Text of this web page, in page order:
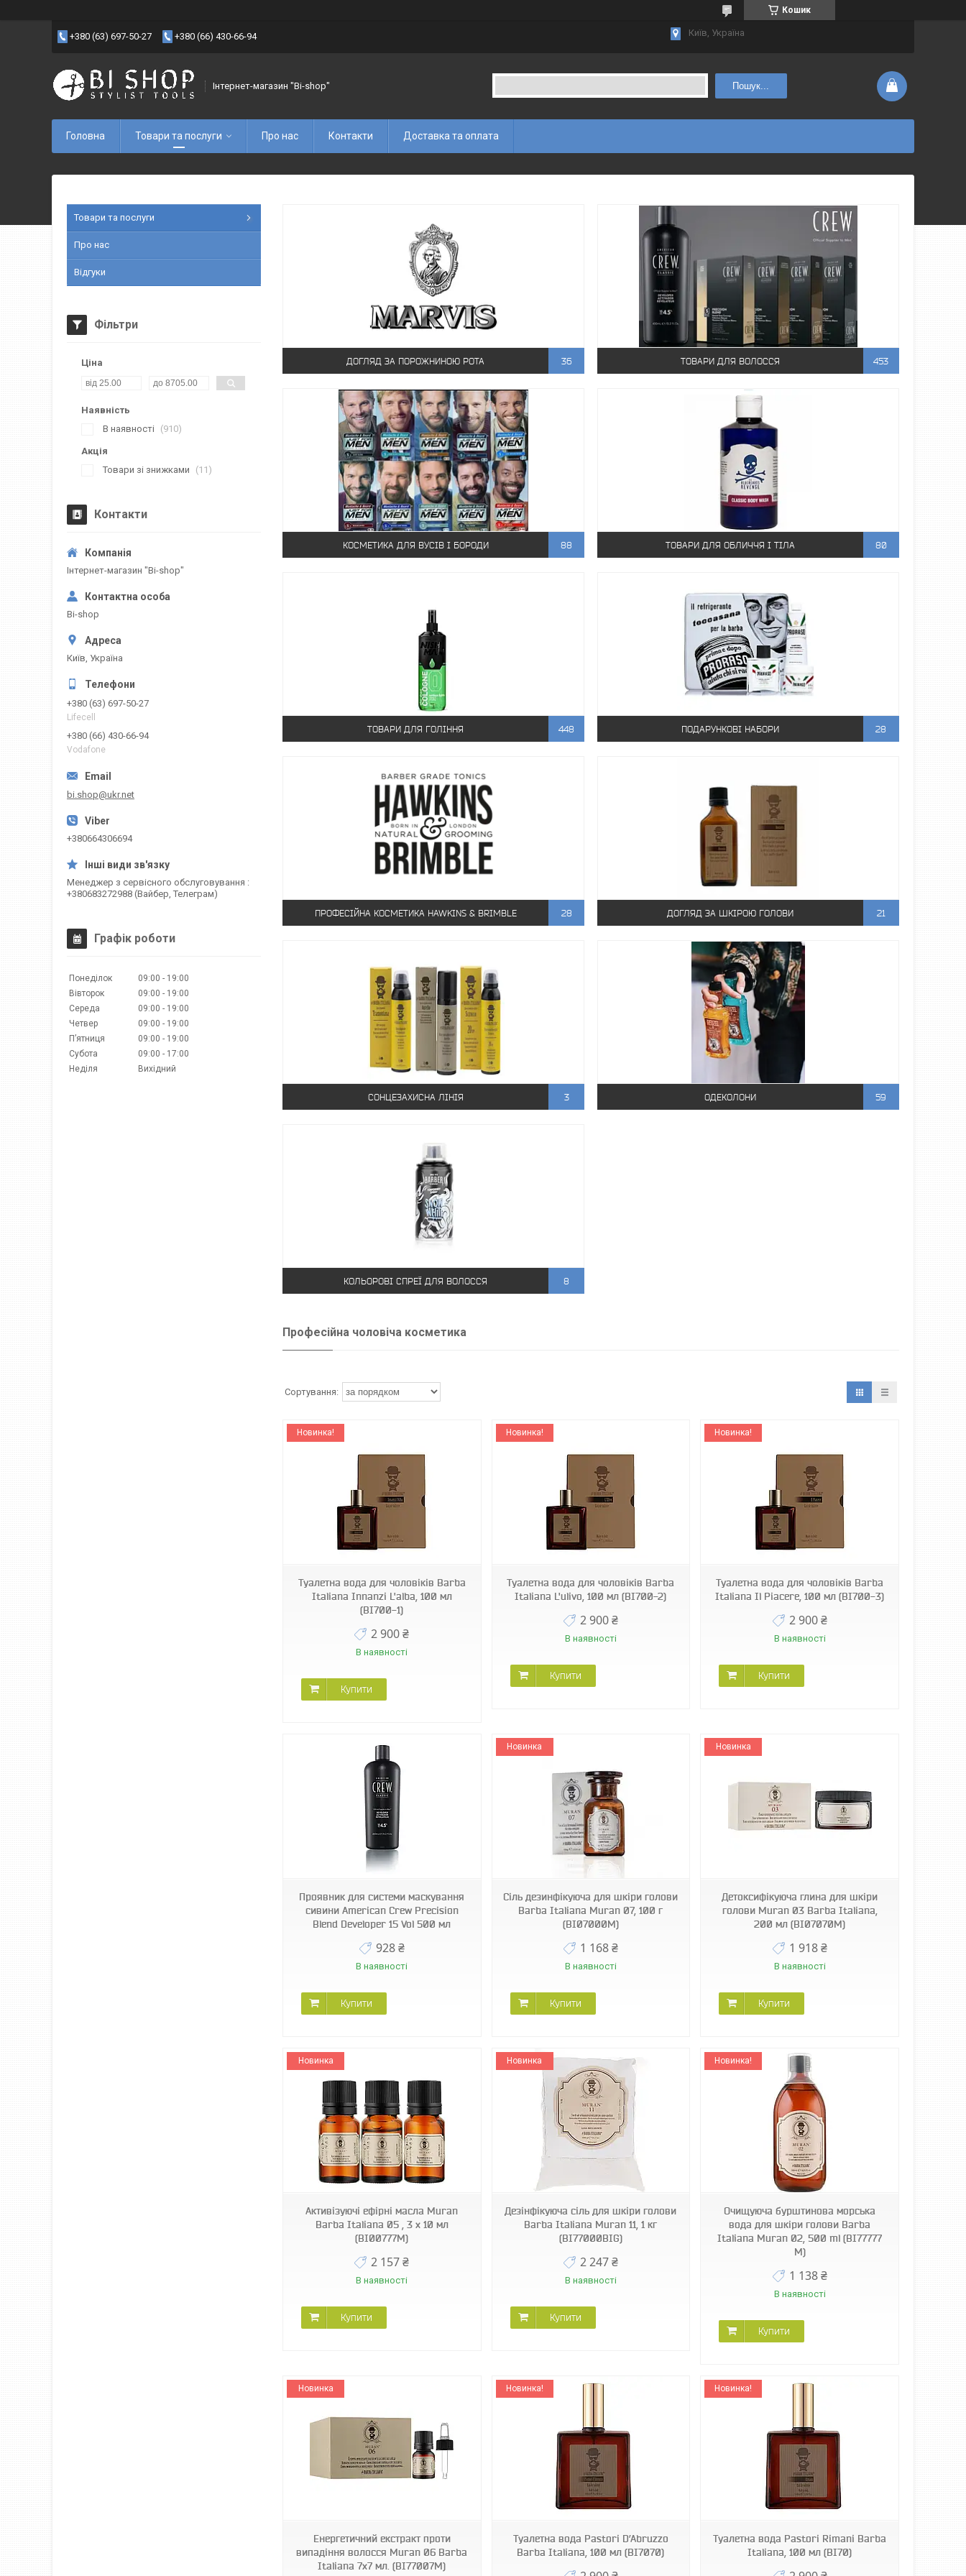
Кошик
+380 (63) 697-50-27 +380 (66) 430-66-94 Київ, Україна
Інтернет-магазин "Bi-shop" Пошук...
Головна Товари та послуги Про нас Контакти Доставка та оплата
ДОГЛЯД ЗА ПОРОЖНИНОЮ РОТА 36 ТОВАРИ ДЛЯ ВОЛОССЯ 453
КОСМЕТИКА ДЛЯ ВУСІВ І БОРОДИ 88 ТОВАРИ ДЛЯ ОБЛИЧЧЯ І ТІЛА 80
ТОВАРИ ДЛЯ ГОЛІННЯ 448 ПОДАРУНКОВІ НАБОРИ 28
ПРОФЕСІЙНА КОСМЕТИКА HAWKINS & BRIMBLE 28 ДОГЛЯД ЗА ШКІРОЮ ГОЛОВИ 21
СОНЦЕЗАХИСНА ЛІНІЯ 3 ОДЕКОЛОНИ 59
КОЛЬОРОВІ СПРЕЇ ДЛЯ ВОЛОССЯ 8
Професійна чоловіча косметика
Новинка!
Туалетна вода для чоловіків Barba
Italiana Innanzi L'alba, 100 мл
(BI700-1)
2 900 ₴
В наявності
Купити
BI700-2
Новинка!
Туалетна вода для чоловіків Barba
Italiana L'ulivo, 100 мл (BI700-2)
2 900 ₴
В наявності
Купити
BI700-3
Новинка!
Туалетна вода для чоловіків Barba
Italiana Il Piacere, 100 мл (BI700-3)
2 900 ₴
В наявності
Купити
Проявник для системи маскування
сивини American Crew Precision
Blend Developer 15 Vol 500 мл
928 ₴
В наявності
Купити
Новинка
Сіль дезинфікуюча для шкіри голови
Barba Italiana Muran 07, 100 г
(BI07000M)
1 168 ₴
В наявності
Купити
BI07070M
Новинка
Детоксифікуюча глина для шкіри
голови Muran 03 Barba Italiana,
200 мл (BI07070M)
1 918 ₴
В наявності
Купити
Новинка
Активізуючі ефірні масла Muran
Barba Italiana 05 , 3 x 10 мл
(BI00777M)
2 157 ₴
В наявності
Купити
BI77000BIG
Новинка
Дезінфікуюча сіль для шкіри голови
Barba Italiana Muran 11, 1 кг
(BI77000BIG)
2 247 ₴
В наявності
Купити
Новинка!
Очищуюча бурштинова морська
вода для шкіри голови Barba
Italiana Muran 02, 500 ml (BI77777
M)
1 138 ₴
В наявності
Купити
Новинка
Енергетичний екстракт проти
випадіння волосся Muran 06 Barba
Italiana 7x7 мл. (BI77007M)
Новинка!
Туалетна вода Pastori D’Abruzzo
Barba Italiana, 100 мл (BI7070)
Новинка!
Туалетна вода Pastori Rimani Barba
Italiana, 100 мл (BI70)
Товари та послуги
Про нас
Відгуки
Фільтри
Ціна
Наявність
В наявності
910
Акція
Товари зі знижками
11
Контакти
Інтернет-магазин "Bi-shop"
Bi-shop
Київ, Україна
+380 (63) 697-50-27
Lifecell
+380 (66) 430-66-94
Vodafone
bi.shop@ukr.net
+380664306694
Менеджер з сервісного обслуговування
+380683272988 (Вайбер, Телеграм)
Графік роботи
Понеділок 09:00
19:00
Вівторок
09:00
19:00
Середа
09:00
19:00
Четвер
09:00
19:00
Пʼятниця
09:00
19:00
Субота
09:00
17:00
Неділя
Вихідний